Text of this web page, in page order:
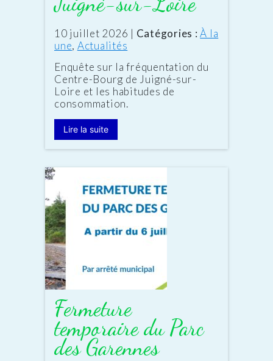
Date
:
10 juillet 2026 | Catégories : À la
une, Actualités
Enquête sur la fréquentation du
Centre-Bourg de Juigné-sur-
Loire et les habitudes de
consommation.
Lire la suite
Fermeture
temporaire du Parc
des Garennes